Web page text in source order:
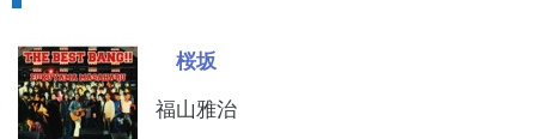
桜坂
福山雅治